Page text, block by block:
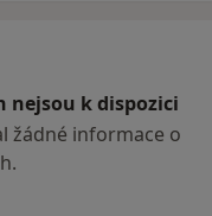
nejsou k dispozici
žádné informace o